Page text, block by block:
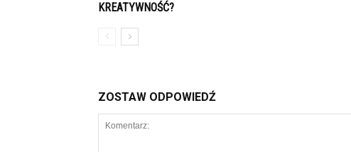
KREATYWNOŚĆ?
ZOSTAW ODPOWIEDŹ